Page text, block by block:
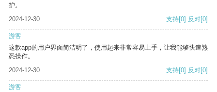
护。
2024-12-30
支持[0] 反对[0]
游客
这款app的用户界面简洁明了，使用起来非常容易上手，让我能够快速熟
悉操作。
2024-12-30
支持[0] 反对[0]
游客